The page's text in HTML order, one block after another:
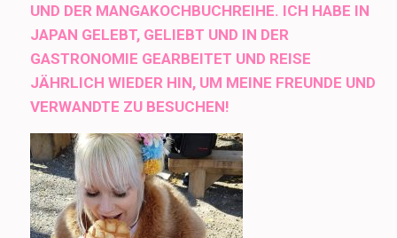
UND DER MANGAKOCHBUCHREIHE. ICH HABE IN
JAPAN GELEBT, GELIEBT UND IN DER
GASTRONOMIE GEARBEITET UND REISE
JÄHRLICH WIEDER HIN, UM MEINE FREUNDE UND
VERWANDTE ZU BESUCHEN!